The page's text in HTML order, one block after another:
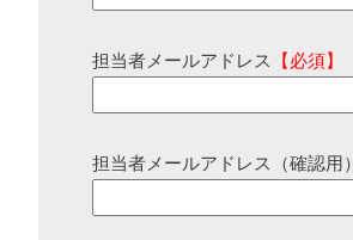
担当者メールアドレス 【必須】
担当者メールアドレス（確認用）